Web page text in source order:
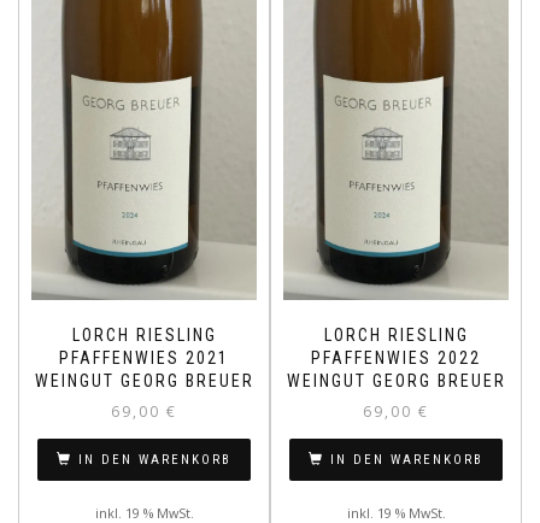
LORCH RIESLING
PFAFFENWIES 2021
WEINGUT GEORG BREUER
69,00 €
IN DEN WARENKORB
inkl. 19 % MwSt.
LORCH RIESLING
PFAFFENWIES 2022
WEINGUT GEORG BREUER
69,00 €
IN DEN WARENKORB
inkl. 19 % MwSt.